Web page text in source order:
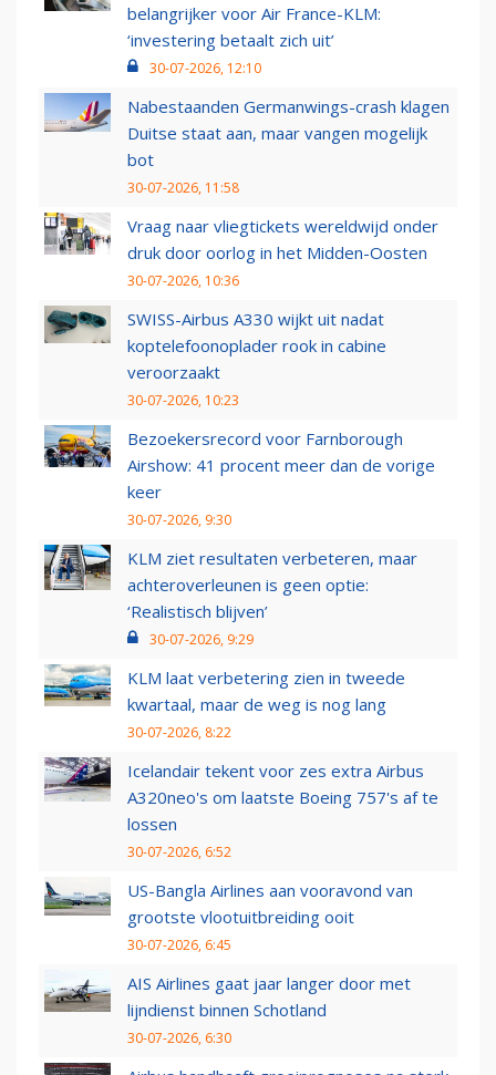
belangrijker voor Air France-KLM:
‘investering betaalt zich uit’
30-07-2026, 12:10
Nabestaanden Germanwings-crash klagen
Duitse staat aan, maar vangen mogelijk
bot
30-07-2026, 11:58
Vraag naar vliegtickets wereldwijd onder
druk door oorlog in het Midden-Oosten
30-07-2026, 10:36
SWISS-Airbus A330 wijkt uit nadat
koptelefoonoplader rook in cabine
veroorzaakt
30-07-2026, 10:23
Bezoekersrecord voor Farnborough
Airshow: 41 procent meer dan de vorige
keer
30-07-2026, 9:30
KLM ziet resultaten verbeteren, maar
achteroverleunen is geen optie:
‘Realistisch blijven’
30-07-2026, 9:29
KLM laat verbetering zien in tweede
kwartaal, maar de weg is nog lang
30-07-2026, 8:22
Icelandair tekent voor zes extra Airbus
A320neo's om laatste Boeing 757's af te
lossen
30-07-2026, 6:52
US-Bangla Airlines aan vooravond van
grootste vlootuitbreiding ooit
30-07-2026, 6:45
AIS Airlines gaat jaar langer door met
lijndienst binnen Schotland
30-07-2026, 6:30